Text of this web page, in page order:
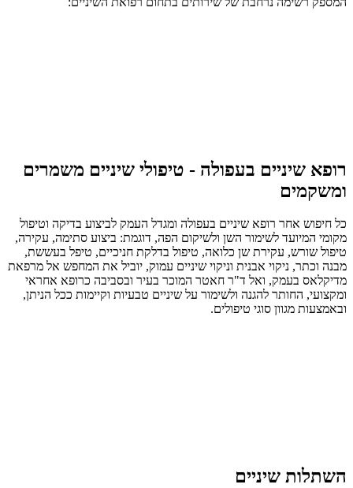
רופא שיניים בעפולה - טיפולי שיניים משמרים
ומשקמים
כל חיפוש אחר רופא שיניים בעפולה ומגדל העמק לביצוע בדיקה וטיפול
מקומי המיועד לשימור השן ולשיקום הפה, דוגמת: ביצוע סתימה, עקירה,
טיפול שורש, עקירת שן כלואה, טיפול בדלקת חניכיים, טיפל בעששת,
מבנה וכתר, ניקוי אבנית וניקוי שיניים עמוק, יוביל את המחפש אל מרפאת
מדיקלאס בעמק, ואל ד"ר חאטר המוכר בעיר ובסביבה כרופא אחראי
ומקצועי, החותר להגנה ולשימור על שיניים טבעיות וקיימות ככל הניתן,
ובאמצעות מגוון סוגי טיפולים.
השתלות שיניים